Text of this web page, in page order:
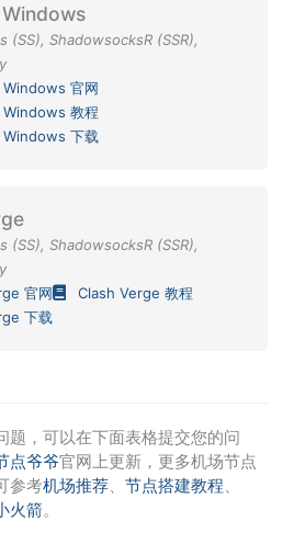
(SS), ShadowsocksR (SSR),
官网
教程
下载
(SS), ShadowsocksR (SSR),
官网
Clash Verge 教程
下载
题，可以在下面表格提交您的问
点爷爷官网上更新，更多机场节点
参考机场推荐、 节点搭建教程
火箭。